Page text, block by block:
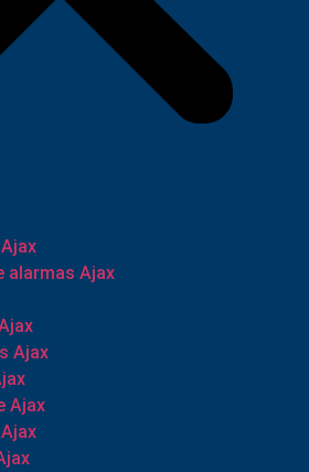
alarmas Ajax
Ajax
Ajax